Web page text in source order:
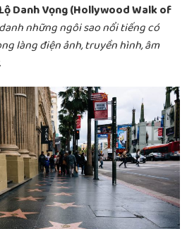
Danh Vọng (Hollywood Walk of
những ngôi sao nổi tiếng có
làng điện ảnh, truyền hình, âm